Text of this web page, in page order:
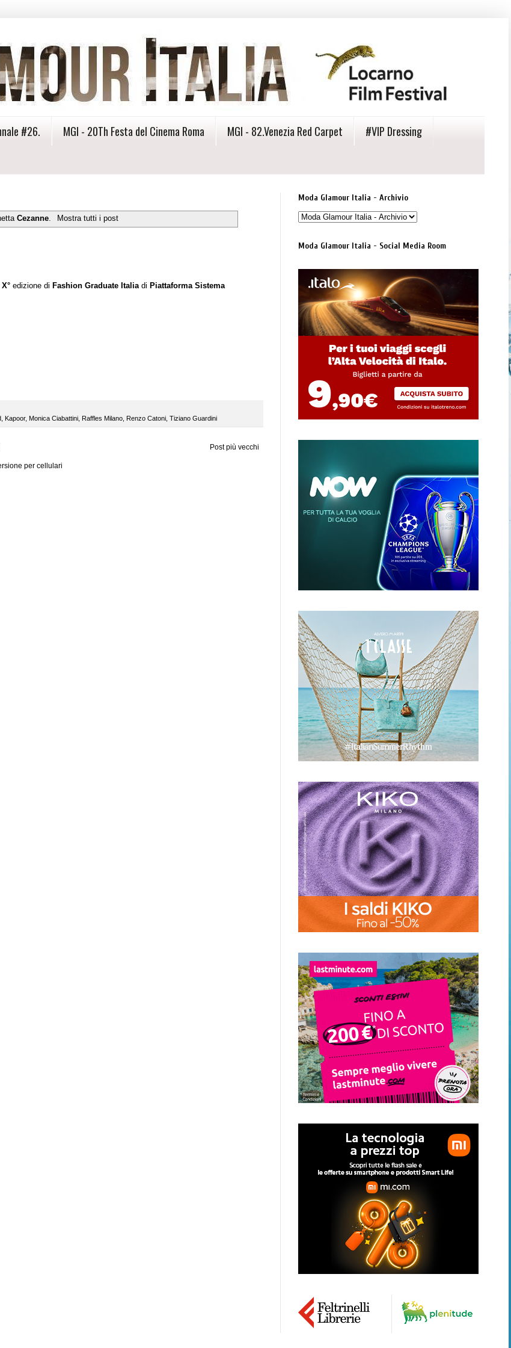
#26. MGI - 20Th Festa del Cinema Roma MGI - 82.Venezia Red Carpet
#VIP Dressing
Cezanne. Mostra tutti i post
X° edizione di Fashion Graduate Italia di Piattaforma Sistema
Kapoor, Monica Ciabattini Raffles Milano Renzo Catoni Tiziano Guardini
Post più vecchi
per cellulari
Moda Glamour Italia - Archivio
Moda Glamour Italia - Social Media Room